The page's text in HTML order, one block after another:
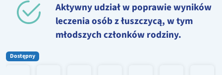
Aktywny udział w poprawie wyników
leczenia osób z łuszczycą, w tym
młodszych członków rodziny.
Dostępny